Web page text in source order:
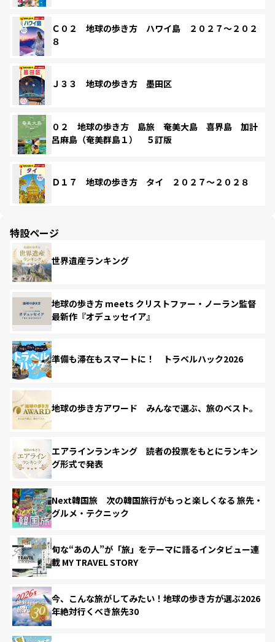
Ｃ０２ 地球の歩き方 ハワイ島 ２０２７～２０２
８
Ｊ３３ 地球の歩き方 墨田区
０２ 地球の歩き方 島旅 奄美大島 喜界島 加計
呂麻島（奄美群島１） ５訂版
Ｄ１７ 地球の歩き方 タイ ２０２７～２０２８
特設ページ
世界遺産ランキング
地球の歩き方 meets クリストファー・ノーラン監督
最新作『オデュッセイア』
準備も滞在もスマートに！ トラベルハック2026
地球の歩き方アワード みんなで選ぶ、旅のベスト。
エアラインランキング 読者の投票をもとにランキン
グ形式で発表
Next韓国旅 次の韓国旅行がもっと楽しくなる 旅先・
グルメ・テクニック
旬な“あの人”が「旅」をテーマに語るインタビュー連
載 MY TRAVEL STORY
今、こんな旅がしてみたい！地球の歩き方が選ぶ2026
年絶対行くべき旅先30